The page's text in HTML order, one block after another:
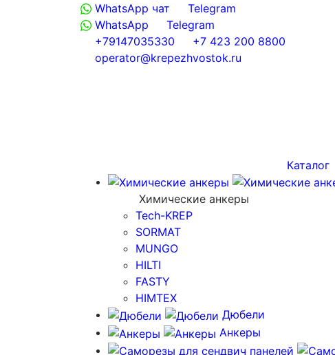
WhatsApp чат
Telegram
WhatsApp
Telegram
+79147035330
+7 423 200 8800
operator@krepezhvostok.ru
Каталог
Химические анкеры
Tech-KREP
SORMAT
MUNGO
HILTI
FASTY
HIMTEX
Дюбели
Анкеры